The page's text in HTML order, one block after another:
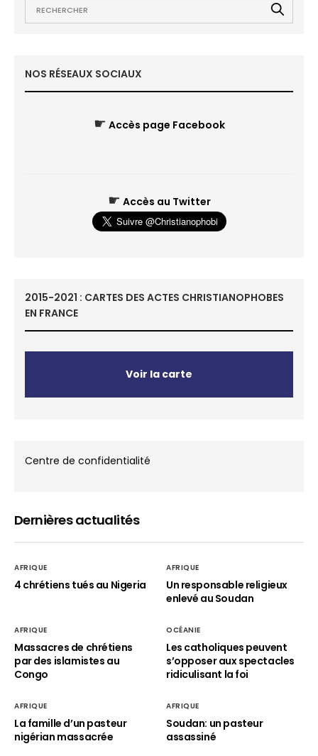
NOS RÉSEAUX SOCIAUX
☛ Accès page Facebook
☛ Accès au Twitter
2015-2021 : CARTES DES ACTES CHRISTIANOPHOBES
EN FRANCE
Voir la carte
Centre de confidentialité
Dernières actualités
AFRIQUE
4 chrétiens tués au Nigeria
AFRIQUE
Un responsable religieux
enlevé au Soudan
AFRIQUE
Massacres de chrétiens
par des islamistes au
Congo
OCÉANIE
Les catholiques peuvent
s’opposer aux spectacles
ridiculisant la foi
AFRIQUE
La famille d’un pasteur
nigérian massacrée
AFRIQUE
Soudan: un pasteur
assassiné